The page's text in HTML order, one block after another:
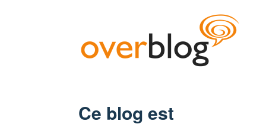
Ce blog est